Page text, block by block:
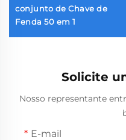
conjunto de Chave de
Fenda 50 em 1
Solicite
Nosso representante
E-mail